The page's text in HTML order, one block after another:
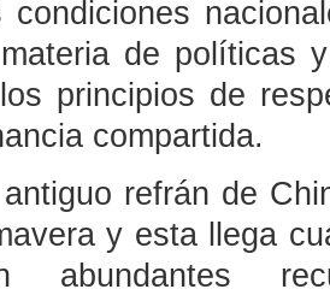
condiciones
de políticas
principios de
compartida.
refrán de
y esta llega
abundantes